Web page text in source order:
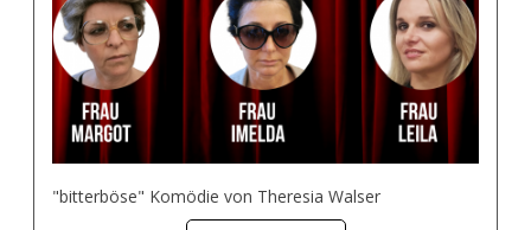
"bitterböse" Komödie von Theresia Walser